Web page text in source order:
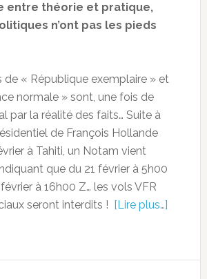
entre théorie et pratique,
n’ont pas les pieds
de « République exemplaire » et
normale » sont, une fois de
par la réalité des faits… Suite à
de François Hollande
à Tahiti, un Notam vient
que du 21 février à 5h00
février à 16h00 Z… les vols VFR
seront interdits !
[Lire plus…]